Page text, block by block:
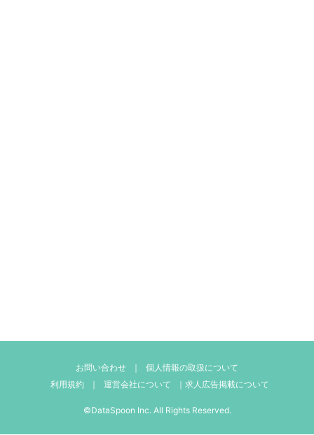
お問い合わせ ｜
個人情報の取扱について
利用規約
｜ 運営会社について ｜ 求人広告掲載について
©DataSpoon Inc. All Rights Reserved.